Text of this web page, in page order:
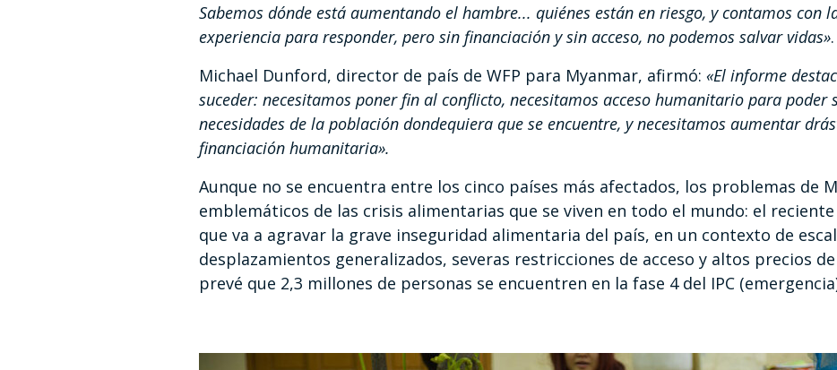
Sabemos dónde está aumentando el hambre... quiénes están en riesgo, y contamos con
experiencia para responder, pero sin financiación y sin acceso, no podemos salvar vidas».
Michael Dunford, director de país de WFP para Myanmar, afirmó: «El informe
suceder: necesitamos poner fin al conflicto, necesitamos acceso humanitario para poder
necesidades de la población dondequiera que se encuentre, y necesitamos aumentar
financiación humanitaria».
Aunque no se encuentra entre los cinco países más afectados, los problemas de
emblemáticos de las crisis alimentarias que se viven en todo el mundo: el
que va a agravar la grave inseguridad alimentaria del país, en un contexto de
desplazamientos generalizados, severas restricciones de acceso y altos precios
prevé que 2,3 millones de personas se encuentren en la fase 4 del IPC